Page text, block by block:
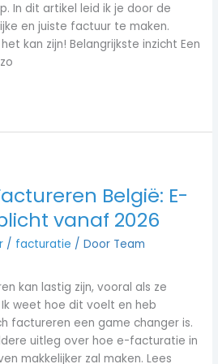
In dit artikel leid ik je door de
en juiste factuur te maken.
kan zijn! Belangrijkste inzicht Een
België: E-
vanaf 2026
/ facturatie / Door Team
kan lastig zijn, vooral als ze
weet hoe dit voelt en heb
factureren een game changer is.
uitleg over hoe e-facturatie in
makkelijker zal maken. Lees